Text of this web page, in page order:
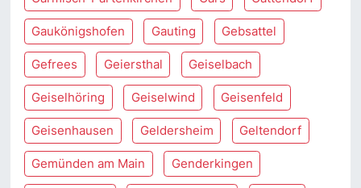
Gaukönigshofen Gauting Gebsattel
Gefrees Geiersthal Geiselbach
Geiselhöring Geiselwind Geisenfeld
Geisenhausen Geldersheim Geltendorf
Gemünden am Main Genderkingen